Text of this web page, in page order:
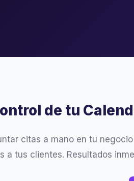
de tu
citas a mano en tu
a tus clientes. Resultados